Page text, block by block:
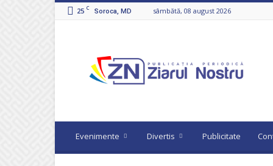
25 C Soroca, MD sâmbătă, 08 august 2026
Nostru
Evenimente Divertis Publicitate